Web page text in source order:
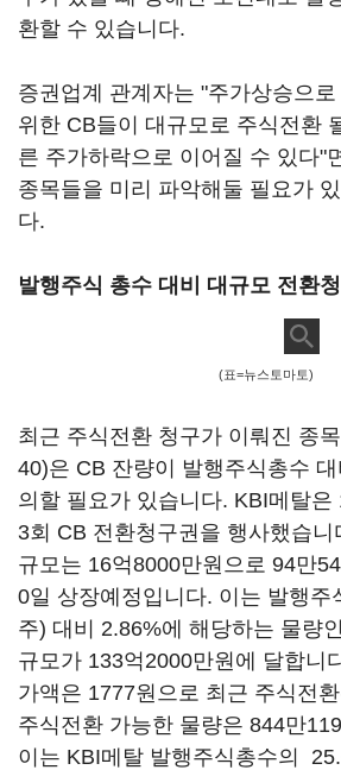
환할 수 있습니다.
증권업계 관계자는 "주가상승으
위한 CB들이 대규모로 주식전환
른 주가하락으로 이어질 수 있다"
종목들을 미리 파악해둘 필요가
다.
발행주식 총수 대비 대규모 전환
(표=뉴스토마토)
최근 주식전환 청구가 이뤄진 종
40)은 CB 잔량이 발행주식총수
의할 필요가 있습니다. KBI메탈은
3회 CB 전환청구권을 행사했습
규모는 16억8000만원으로 94만
0일 상장예정입니다. 이는 발행주
주) 대비 2.86%에 해당하는 물량
규모가 133억2000만원에 달합니
가액은 1777원으로 최근 주식전
주식전환 가능한 물량은 844만
이는 KBI메탈 발행주식총수의